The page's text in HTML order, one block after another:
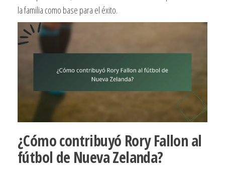
la familia como base para el éxito.
¿Cómo contribuyó Rory Fallon al
fútbol de Nueva Zelanda?